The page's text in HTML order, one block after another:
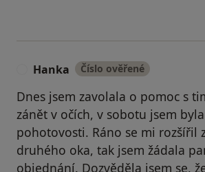
Hanka Číslo ověřené
Dnes jsem zavolala o pomoc s
zánět v očích, v sobotu jsem
pohotovosti. Ráno se mi rozšířil
druhého oka, tak jsem žádala
objednání. Dozvěděla jsem se,